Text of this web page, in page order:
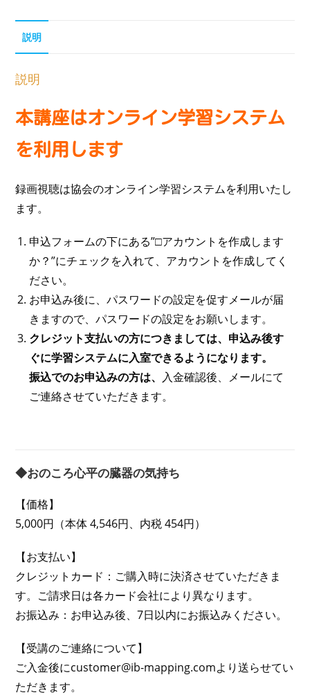
説明
説明
本講座はオンライン学習システム
を利用します
録画視聴は協会のオンライン学習システムを利用いたし
ます。
申込フォームの下にある”□アカウントを作成します
か？”にチェックを入れて、アカウントを作成してく
ださい。
お申込み後に、パスワードの設定を促すメールが届
きますので、パスワードの設定をお願いします。
クレジット支払いの方につきましては、申込み後す
ぐに学習システムに入室できるようになります。
振込でのお申込みの方は、 入金確認後、メールにて
ご連絡させていただきます。
◆おのころ心平の臓器の気持ち
【価格】
5,000円（本体 4,546円、内税 454円）
【お支払い】
クレジットカード：ご購入時に決済させていただきま
す。ご請求日は各カード会社により異なります。
お振込み：お申込み後、7日以内にお振込みください。
【受講のご連絡について】
ご入金後にcustomer@ib-mapping.comより送らせてい
ただきます。